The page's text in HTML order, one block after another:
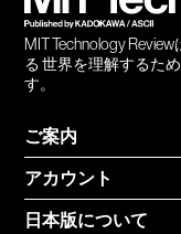
MIT Technology
る 世界を理解するた
す。
ご案内
アカウント
日本版について